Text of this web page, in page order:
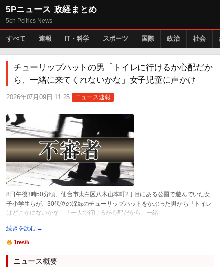
5Pニュース 政経まとめ
5ch Politics News
すべて 速報 IT・科学 スポーツ 国際 政治 社会
チューリップハットの男「トイレに行けるか心配だか
ら、一緒に来てくれないかな」女子児童に声かけ
2026年07月09日 11:25 ニュース速報
8日午後3時50分頃、仙台市太白区八木山本町2丁目にある公園で遊んでいた女
子小学生らが、30代位の深緑のチューリップハットをかぶった男から「トイレ
はどこかにないかな」「一人で行けるか心配だから、一緒
続きを読む →
1res/h
ニュース概要